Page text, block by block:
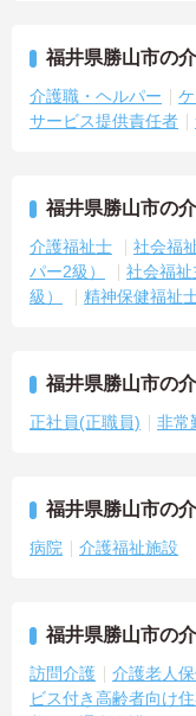
福井県勝山市の
介護職・ヘルパー
サービス提供責任者
福井県勝山市の
介護福祉士 社会福
パー2級）
社会福祉
級）
精神保健福祉
福井県勝山市の
正社員(正職員) 非常
福井県勝山市の
病院 介護福祉施設
福井県勝山市の
訪問介護 介護老人保
ビス付き高齢者向け住